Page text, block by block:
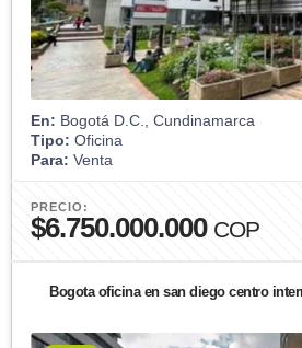
En: Bogotá D.C., Cundinamarca
Tipo: Oficina
Para: Venta
PRECIO:
$6.750.000.000 COP
Bogota oficina en san diego centro